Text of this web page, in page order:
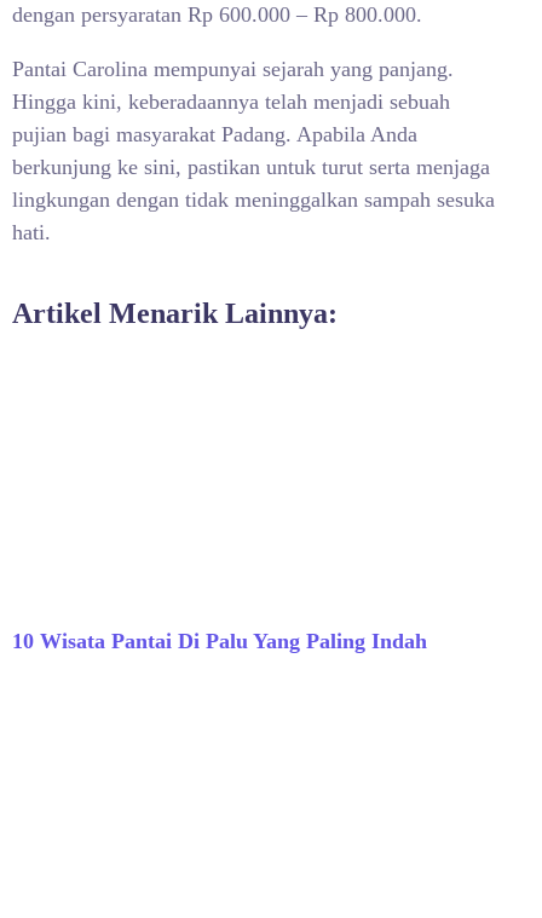
dengan persyaratan Rp 600.000 – Rp 800.000.
Pantai Carolina mempunyai sejarah yang panjang.
Hingga kini, keberadaannya telah menjadi sebuah
pujian bagi masyarakat Padang. Apabila Anda
berkunjung ke sini, pastikan untuk turut serta menjaga
lingkungan dengan tidak meninggalkan sampah sesuka
hati.
Artikel Menarik Lainnya:
10 Wisata Pantai Di Palu Yang Paling Indah